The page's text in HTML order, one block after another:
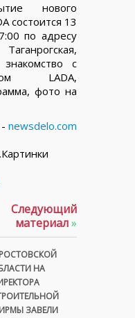
нового
состоится 13
по адресу
с
LADA,
фото на
newsdelo.com
Следующий
материал»
НА
ЗАВЕЛИ